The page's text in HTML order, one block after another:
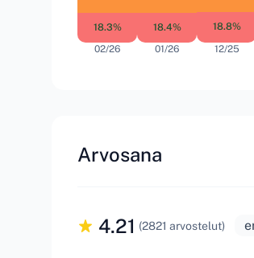
18.3%
02/26
18.4%
01/26
18.8%
12/25
Arvosana
4.21 (2821 arvostelut)